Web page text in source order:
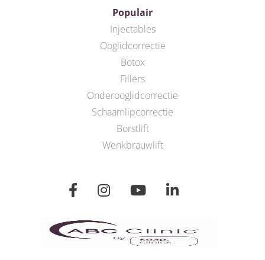
Populair
Injectables
Ooglidcorrectie
Botox
Fillers
Onderooglidcorrectie
Schaamlipcorrectie
Borstlift
Wenkbrauwlift